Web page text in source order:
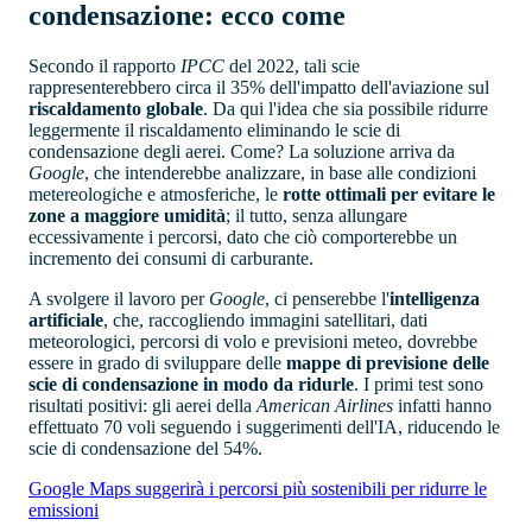
condensazione: ecco come
Secondo il rapporto IPCC del 2022, tali scie
rappresenterebbero circa il 35% dell'impatto dell'aviazione sul
riscaldamento globale. Da qui l'idea che sia possibile ridurre
leggermente il riscaldamento eliminando le scie di
condensazione degli aerei. Come? La soluzione arriva da
Google, che intenderebbe analizzare, in base alle condizioni
metereologiche e atmosferiche, le rotte ottimali per evitare le
zone a maggiore umidità; il tutto, senza allungare
eccessivamente i percorsi, dato che ciò comporterebbe un
incremento dei consumi di carburante.
A svolgere il lavoro per Google, ci penserebbe l'intelligenza
artificiale, che, raccogliendo immagini satellitari, dati
meteorologici, percorsi di volo e previsioni meteo, dovrebbe
essere in grado di sviluppare delle mappe di previsione delle
scie di condensazione in modo da ridurle. I primi test sono
risultati positivi: gli aerei della American Airlines infatti hanno
effettuato 70 voli seguendo i suggerimenti dell'IA, riducendo le
scie di condensazione del 54%.
Google Maps suggerirà i percorsi più sostenibili per ridurre le
emissioni